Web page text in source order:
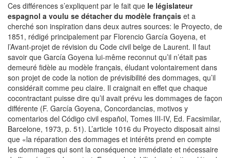
Ces différences s’expliquent par le fait que le législateur
espagnol a voulu se détacher du modèle français et a
cherché son inspiration dans deux autres sources: le Proyecto, de
1851, rédigé principalement par Florencio García Goyena, et
l’Avant-projet de révision du Code civil belge de Laurent. Il faut
savoir que García Goyena lui-même reconnut qu’il n’était pas
demeuré fidèle au modèle français, éludant volontairement dans
son projet de code la notion de prévisibilité des dommages, qu’il
considérait comme peu claire. Il craignait en effet que chaque
cocontractant puisse dire qu’il avait prévu les dommages de façon
différente (F. García Goyena, Concordancias, motivos y
comentarios del Código civil español, Tomes III-IV, Ed. Facsimilar,
Barcelone, 1973, p. 51). L’article 1016 du Proyecto disposait ainsi
que «la réparation des dommages et intérêts prend en compte
les dommages qui sont la conséquence immédiate et nécessaire